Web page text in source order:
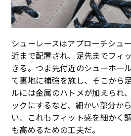
シューレースはアプローチシュ
近まで配置され、足先までフィ
きる。つま先付近のシューホー
て裏地に補強を施し、そこから
ルには金属のハトメが加えられ
ックにするなど、細かい部分か
い。これもフィット感を細かく
も高めるための工夫だ。